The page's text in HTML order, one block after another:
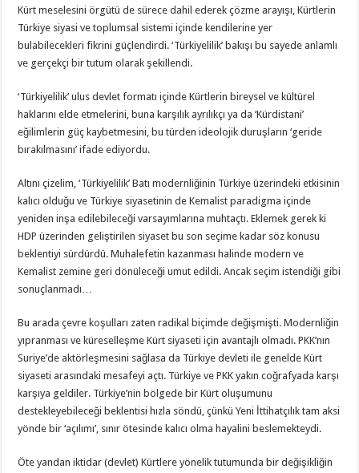
Kürt meselesini örgütü de sürece dahil ederek çözme arayışı, Kürtlerin
Türkiye siyasi ve toplumsal sistemi içinde kendilerine yer
bulabilecekleri fikrini güçlendirdi. ‘Türkiyelilik’ bakışı bu sayede anlamlı
ve gerçekçi bir tutum olarak şekillendi.
‘Türkiyelilik’ ulus devlet formatı içinde Kürtlerin bireysel ve kültürel
haklarını elde etmelerini, buna karşılık ayrılıkçı ya da ‘Kürdistani’
eğilimlerin güç kaybetmesini, bu türden ideolojik duruşların ‘geride
bırakılmasını’ ifade ediyordu.
Altını çizelim, ‘Türkiyelilik’ Batı modernliğinin Türkiye üzerindeki etkisinin
kalıcı olduğu ve Türkiye siyasetinin de Kemalist paradigma içinde
yeniden inşa edilebileceği varsayımlarına muhtaçtı. Eklemek gerek ki
HDP üzerinden geliştirilen siyaset bu son seçime kadar söz konusu
beklentiyi sürdürdü. Muhalefetin kazanması halinde modern ve
Kemalist zemine geri dönüleceği umut edildi. Ancak seçim istendiği gibi
sonuçlanmadı…
Bu arada çevre koşulları zaten radikal biçimde değişmişti. Modernliğin
yıpranması ve küreselleşme Kürt siyaseti için avantajlı olmadı. PKK’nın
Suriye’de aktörleşmesini sağlasa da Türkiye devleti ile genelde Kürt
siyaseti arasındaki mesafeyi açtı. Türkiye ve PKK yakın coğrafyada karşı
karşıya geldiler. Türkiye’nin bölgede bir Kürt oluşumunu
destekleyebileceği beklentisi hızla söndü, çünkü Yeni İttihatçılık tam aksi
yönde bir ‘açılımı’, sınır ötesinde kalıcı olma hayalini beslemekteydi.
Öte yandan iktidar (devlet) Kürtlere yönelik tutumunda bir değişikliğin